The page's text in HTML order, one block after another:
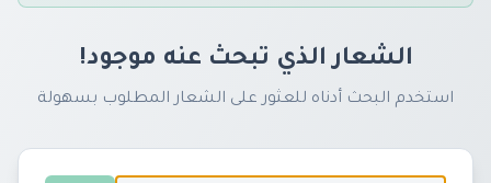
الشعار الذي تبحث عنه موجود!
استخدم البحث أدناه للعثور على الشعار المطلوب بسهولة